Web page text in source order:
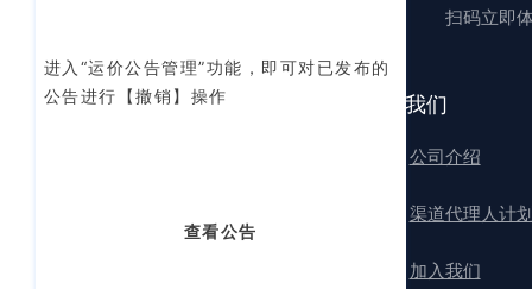
进入“运价公告管理”功能， 即可对已发布的
公告进行【撤销】操作
查看公告
扫码立即
关于我们
公司介绍
渠道代理人计
加入我们